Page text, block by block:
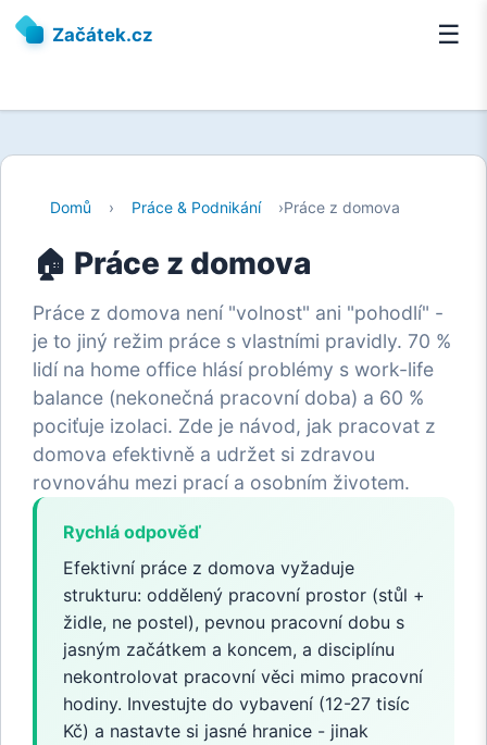
Začátek.cz ☰
Domů › Práce & Podnikání ›Práce z domova
🏠 Práce z domova
Práce z domova není "volnost" ani "pohodlí" -
je to jiný režim práce s vlastními pravidly. 70 %
lidí na home office hlásí problémy s work-life
balance (nekonečná pracovní doba) a 60 %
pociťuje izolaci. Zde je návod, jak pracovat z
domova efektivně a udržet si zdravou
rovnováhu mezi prací a osobním životem.
Rychlá odpověď
Efektivní práce z domova vyžaduje
strukturu: oddělený pracovní prostor (stůl +
židle, ne postel), pevnou pracovní dobu s
jasným začátkem a koncem, a disciplínu
nekontrolovat pracovní věci mimo pracovní
hodiny. Investujte do vybavení (12-27 tisíc
Kč) a nastavte si jasné hranice - jinak